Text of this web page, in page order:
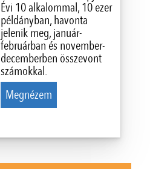
Évi 10 alkalommal, 10 ezer
példányban, havonta
jelenik meg, január-
februárban és november-
decemberben összevont
számokkal.
Megnézem